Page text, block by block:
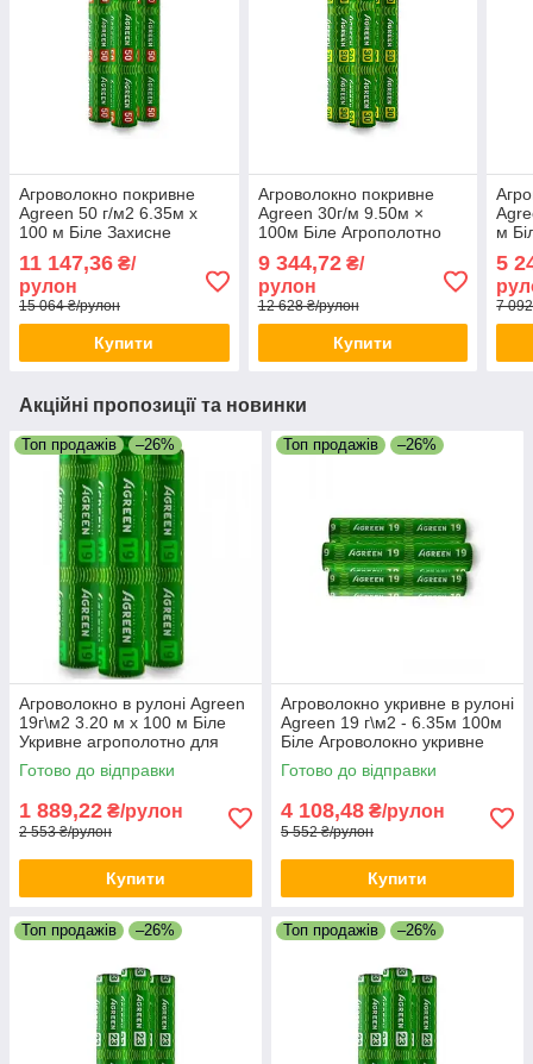
Агроволокно покривне
Agreen 50 г/м2 6.35м х
100 м Біле Захисне
Укривне агрополотно
11 147,36 ₴/
рулон
15 064 ₴/рулон
Купити
Агроволокно покривне
Agreen 30г/м 9.50м ×
100м Біле Агрополотно
для розсади
9 344,72₴/
рулон
12 628 ₴/рулон
Купити
м
для
5
7
Акційні пропозиції та новинки
Топ продажів –26%
Агроволокно в рулоні Agreen
19г\м2 3.20 м х 100 м Біле
Укривне агрополотно для
грядок Агрополотно для саду
Готово до відправки
1 889,22 ₴/рулон
2 553 ₴/рулон
Купити
Топ продажів –26%
Агроволокно укривне в рулоні
Agreen 19 г\м2 - 6.35м 100м
Біле Агроволокно укривне
для фермерів
Готово до відправки
4 108,48 ₴/рулон
5 552 ₴/рулон
Купити
Топ продажів –26% Топ продажів –26%